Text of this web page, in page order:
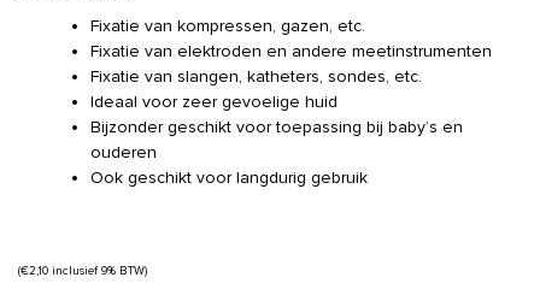
Fixatie van kompressen, gazen, etc.
Fixatie van elektroden en andere meetinstrumenten
Fixatie van slangen, katheters, sondes, etc.
Ideaal voor zeer gevoelige huid
Bijzonder geschikt voor toepassing bij baby’s en
ouderen
Ook geschikt voor langdurig gebruik
(€2,10 inclusief 9% BTW)